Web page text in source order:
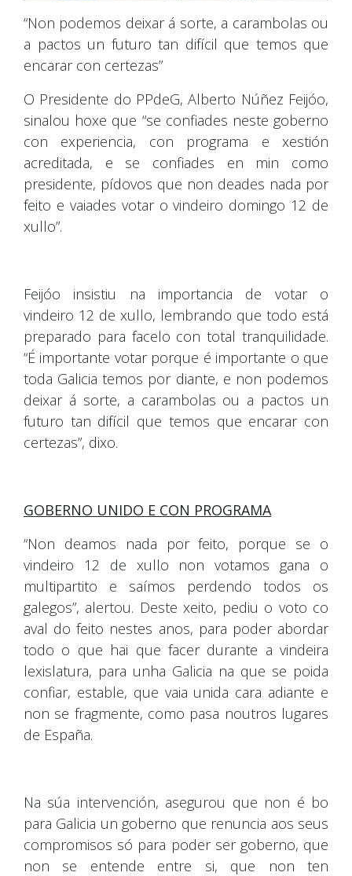
“Non podemos deixar á sorte, a carambolas ou
a pactos un futuro tan difícil que temos que
encarar con certezas”
O Presidente do PPdeG, Alberto Núñez Feijóo,
sinalou hoxe que “se confiades neste goberno
con experiencia, con programa e xestión
acreditada, e se confiades en min como
presidente, pídovos que non deades nada por
feito e vaiades votar o vindeiro domingo 12 de
xullo”.
Feijóo insistiu na importancia de votar o
vindeiro 12 de xullo, lembrando que todo está
preparado para facelo con total tranquilidade.
“É importante votar porque é importante o que
toda Galicia temos por diante, e non podemos
deixar á sorte, a carambolas ou a pactos un
futuro tan difícil que temos que encarar con
certezas”, dixo.
GOBERNO UNIDO E CON PROGRAMA
“Non deamos nada por feito, porque se o
vindeiro 12 de xullo non votamos gana o
multipartito e saímos perdendo todos os
galegos”, alertou. Deste xeito, pediu o voto co
aval do feito nestes anos, para poder abordar
todo o que hai que facer durante a vindeira
lexislatura, para unha Galicia na que se poida
confiar, estable, que vaia unida cara adiante e
non se fragmente, como pasa noutros lugares
de España.
Na súa intervención, asegurou que non é bo
para Galicia un goberno que renuncia aos seus
compromisos só para poder ser goberno, que
non se entende entre si, que non ten